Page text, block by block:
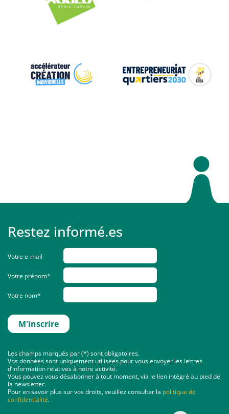
Restez informé.es
Votre e-mail
Votre prénom*
Votre nom*
Les champs marqués par (*) sont obligatoires.
Vos données sont uniquement utilisées pour vous envoyer les lettres
d’information relatives à notre activité.
Vous pouvez vous désabonner à tout moment, via le lien intégré au pied de
la newsletter.
Pour en savoir plus sur vos droits, veuillez consulter la politique de
confidentialité.